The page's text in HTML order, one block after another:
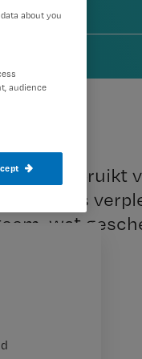
gebruikt
als
wat
about you
audience